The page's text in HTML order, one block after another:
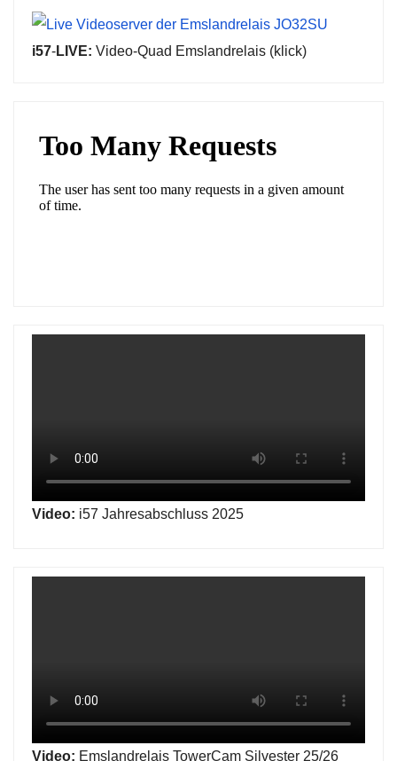
i57-LIVE: Video-Quad Emslandrelais (klick)
Video: i57 Jahresabschluss 2025
Video: Emslandrelais TowerCam Silvester 25/26